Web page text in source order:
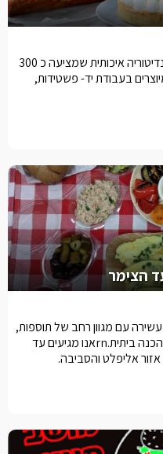
במשך השנים מיצבה עצמה רולדין כקונדיטוריה איכותית שמציעה כ 300
בעבודת יד- פשטידות,
הצימר
עם מגוון רחב של תוספות,
סלטים וגבינות טעימות ומיוחדות. הכל בהכנה ביתית.rnאנו מגיעים עד
אליפלט והסביבה.